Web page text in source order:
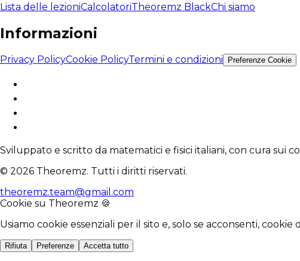
Lista delle lezioniCalcolatoriTheoremz BlackChi siamo
Informazioni
Privacy PolicyCookie PolicyTermini e condizioni Preferenze Cookie
Sviluppato e scritto da matematici e fisici italiani, con cura sui
© 2026 Theoremz. Tutti i diritti riservati.
theoremz.team@gmail.com
Cookie su Theoremz 🍪
Usiamo cookie essenziali per il sito e, solo se acconsenti,
Rifiuta Preferenze Accetta tutto